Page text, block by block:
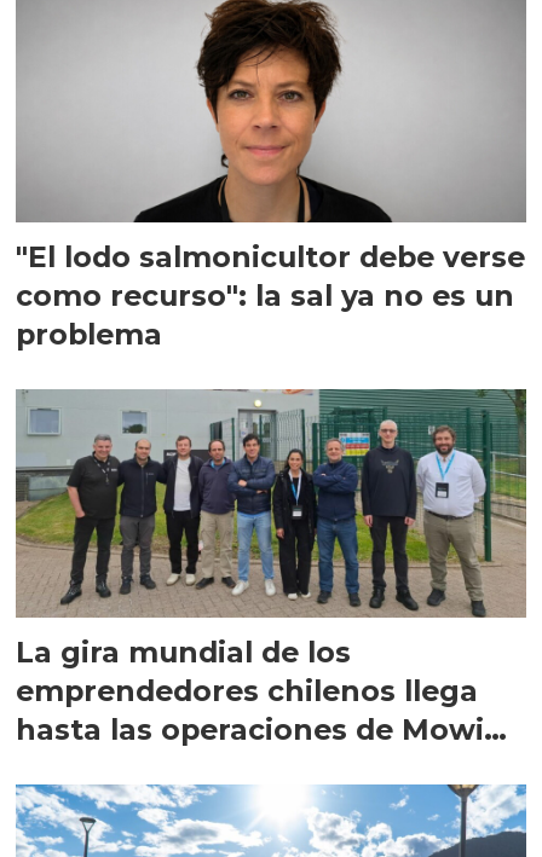
"El lodo salmonicultor debe verse
como recurso": la sal ya no es un
problema
La gira mundial de los
emprendedores chilenos llega
hasta las operaciones de Mowi